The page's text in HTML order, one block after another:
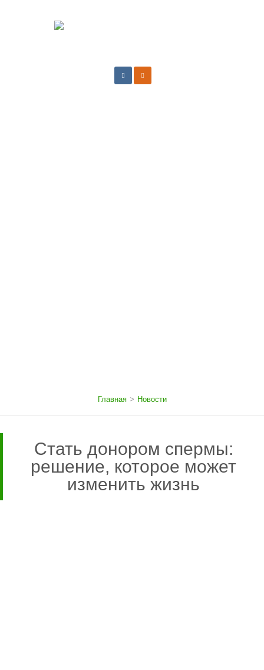
Главная > Новости
Стать донором спермы:
решение, которое может
изменить жизнь